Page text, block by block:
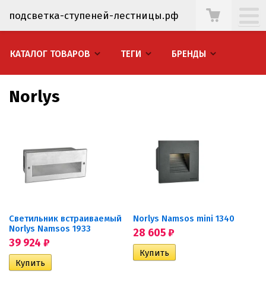
подсветка-ступеней-лестницы.рф
КАТАЛОГ ТОВАРОВ ТЕГИ БРЕНДЫ
Norlys
Светильник встраиваемый
Norlys Namsos 1933
39 924 ₽
Norlys Namsos mini 1340
28 605₽